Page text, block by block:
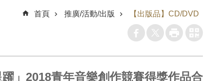
首頁 推廣/活動/出版 【出版品】CD/DVD
」2018青年音樂創作競賽得獎作品合